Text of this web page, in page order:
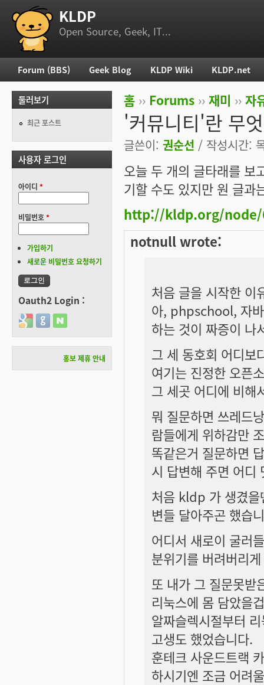
부 메뉴 KLDP
Open Source, Geek, IT...
현재 위치
홈 ›› Forums ›› 재미 ›› 자
'커뮤니티'란 무
글쓴이: 권순선 / 작성시간:
오늘 두 개의 글타래를 보
기할 수도 있지만 원 글과
http://kldp.org/node/
notnull wrote:
처음 글을 시작한 이
아, phpschool, 자바
하는 것이 짜증이 나
그 세 동호회 어디보
여기는 진정한 오픈
그 세곳 어디에 비해
뭐 질문하면 쓰레드
람들에게 위하감만
똑같은거 질문하면
시 답변해 주면 어디
처음 kldp 가 생겼을
변들 달아주곤 했습
어디서 새로이 굴러
분위기를 버려버리
또 내가 그 질문못받
리눅스에 몸 담았을
알짜슬렉시절부터
고생도 했었습니다.
훈테크 사운드트랙
하시기엔 조금 어려
주 메뉴
Forum (BBS) Geek Blog KLDP Wiki KLDP.net
둘러보기
최근 포스트
사용자 로그인
아이디 *
비밀번호*
가입하기
새로운 비밀번호 요청하기
Oauth2 Login :
Login with Google
Login with GitHub
Login with Naver
홍보 제휴 안내